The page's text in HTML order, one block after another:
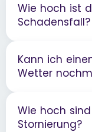
Wie hoch ist
Schadensfall?
Kann ich
Wetter
Wie hoch
Stornierung?